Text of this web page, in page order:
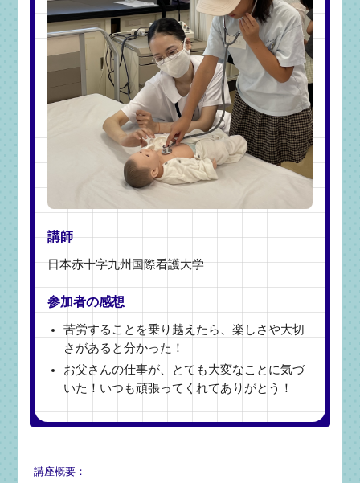
講師
日本赤十字九州国際看護大学
参加者の感想
苦労することを乗り越えたら、楽しさや大切
さがあると分かった！
お父さんの仕事が、とても大変なことに気づ
いた！いつも頑張ってくれてありがとう！
講座概要：